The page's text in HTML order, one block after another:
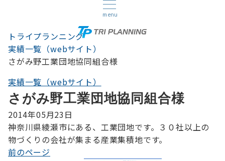
menu
トライプランニング
実績一覧（webサイト）
さがみ野工業団地協同組合様
実績一覧（webサイト）
さがみ野工業団地協同組合様
2014年05月23日
神奈川県綾瀬市にある、工業団地です。３０社以上の
物づくりの会社が集まる産業集積地です。
投
前のページ